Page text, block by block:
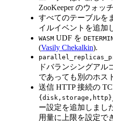
ZooKeeper のウォッ
すべてのテーブルを
イルイベントを追加
WASM UDF を
(Vasily Chekalkin).
ドバランシングアル
であっても別のホス
送信 HTTP 接続の
ー設定を追加しまし
用量に上限を設定で